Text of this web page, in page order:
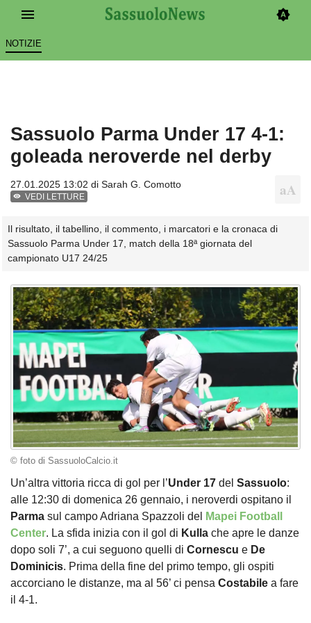
NOTIZIE
Sassuolo Parma Under 17 4-1:
goleada neroverde nel derby
27.01.2025 13:02 di Sarah G. Comotto
VEDI LETTURE
Il risultato, il tabellino, il commento, i marcatori e la cronaca di
Sassuolo Parma Under 17, match della 18ª giornata del
campionato U17 24/25
© foto di SassuoloCalcio.it
Un’altra vittoria ricca di gol per l’Under 17 del Sassuolo:
alle 12:30 di domenica 26 gennaio, i neroverdi ospitano il
Parma sul campo Adriana Spazzoli del
Mapei Football
Center. La sfida inizia con il gol di Kulla che apre le danze
dopo soli 7’, a cui seguono quelli di Cornescu e De
Dominicis. Prima della fine del primo tempo, gli ospiti
accorciano le distanze, ma al 56’ ci pensa Costabile a fare
il 4-1.